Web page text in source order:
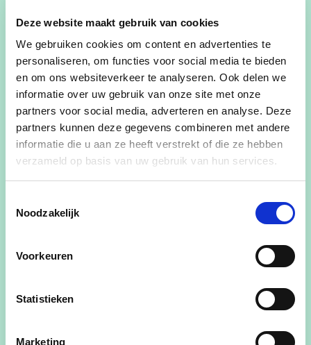
Deze website maakt gebruik van cookies
We gebruiken cookies om content en advertenties te
personaliseren, om functies voor social media te bieden
en om ons websiteverkeer te analyseren. Ook delen we
informatie over uw gebruik van onze site met onze
partners voor social media, adverteren en analyse. Deze
partners kunnen deze gegevens combineren met andere
informatie die u aan ze heeft verstrekt of die ze hebben
verzameld op basis van uw gebruik van hun services.
Noodzakelijk
Voorkeuren
Statistieken
Marketing
Leeftijd- 54 jaar
Woonplaats- Ertvelde
Gehuwd met Peter en mama van Kato ( 23 j) en
Florian ( 16 j)
Woonde 30 jaar in Evergem en nu al 24 jaar in
Vanuit hoe ik zelf in het leven sta, ga ik voor de
mensen, tussen de mensen, onder de mensen.